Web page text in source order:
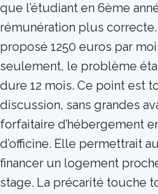
que l’étudiant en 6ème
rémunération plus
proposé 1250 euros par
seulement, le problème
dure 12 mois. Ce point est
discussion, sans grandes
forfaitaire d’hébergement
d’officine. Elle permettrait
financer un logement
stage. La précarité touche